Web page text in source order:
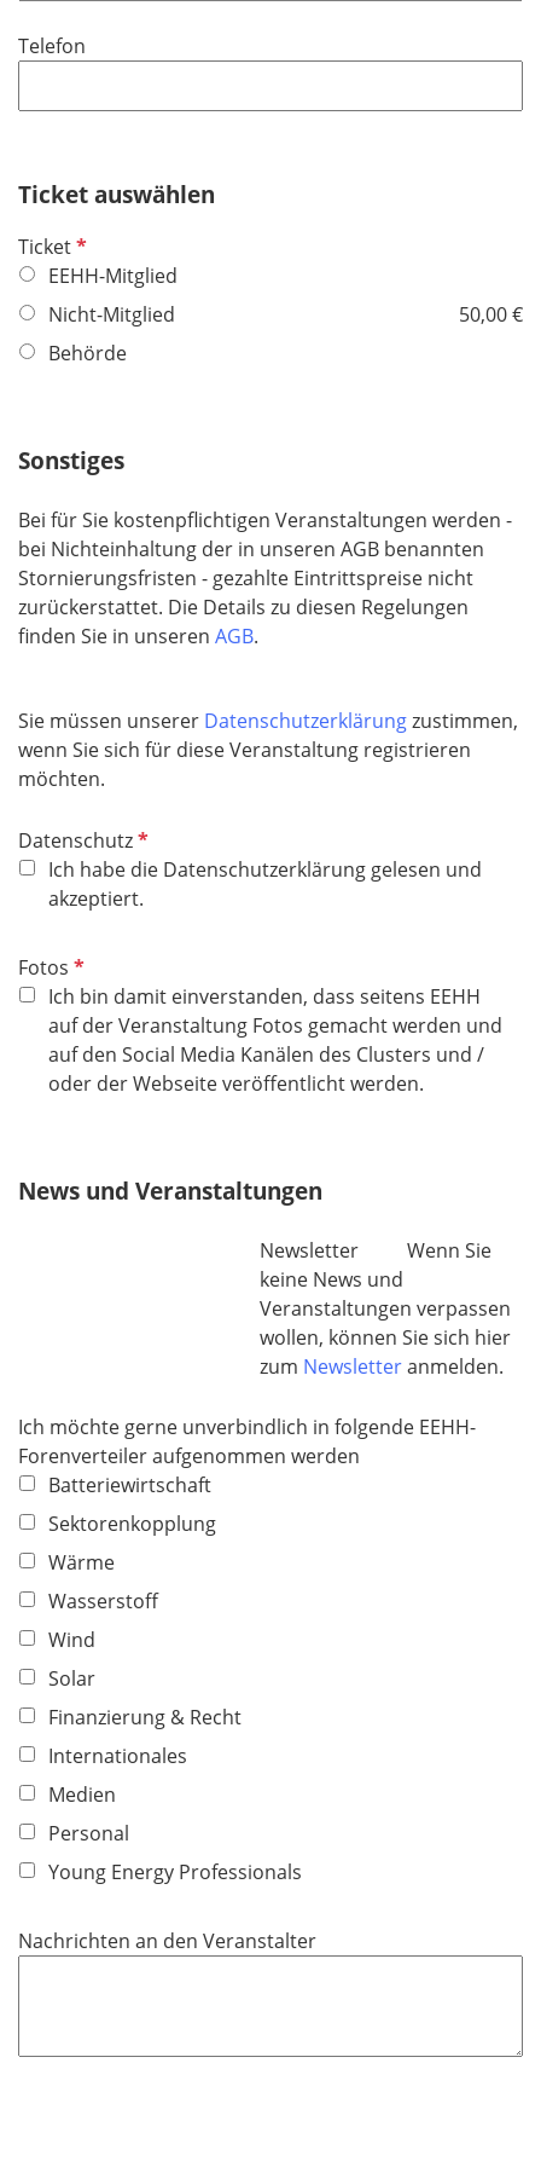
e
d
c
t
l
Telefon
Ticket auswählen
TicketP
f
c
f
e
d
EEHH-Mitglied
Nicht-Mitglied
50,00 €
Behörde
Sonstiges
Bei für Sie kostenpflichtigen Veranstaltungen werden -
bei Nichteinhaltung der in unseren AGB benannten
Stornierungsfristen - gezahlte Eintrittspreise nicht
zurückerstattet. Die Details zu diesen Regelungen
finden Sie in unseren AGB.
Sie müssen unserer Datenschutzerklärungzustimmen,
wenn Sie sich für diese Veranstaltung registrieren
möchten.
DatenschutzP
f
l
t
f
e
Ich habe die Datenschutzerklärung gelesen und
akzeptiert.
Fotos P
f
l
i
c
e
Ich bin damit einverstanden, dass seitens EEHH
auf der Veranstaltung Fotos gemacht werden und
auf den Social Media Kanälen des Clusters und /
oder der Webseite veröffentlicht werden.
News und Veranstaltungen
Newsletter Wenn Sie
keine News und
Veranstaltungen verpassen
wollen, können Sie sich hier
zum Newsletteranmelden.
Ich möchte gerne unverbindlich in folgende EEHH-
Forenverteiler aufgenommen werden
Batteriewirtschaft
Sektorenkopplung
Wärme
Wasserstoff
Wind
Solar
Finanzierung & Recht
Internationales
Medien
Personal
Young Energy Professionals
Nachrichten an den Veranstalter